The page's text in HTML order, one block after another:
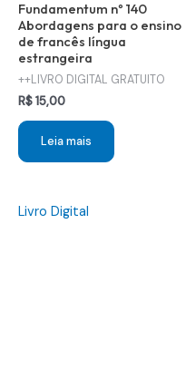
Fundamentum nº 140
Abordagens para o ensino
de francês língua
estrangeira
++LIVRO DIGITAL GRATUITO
R$15,00
Leia mais
Livro Digital